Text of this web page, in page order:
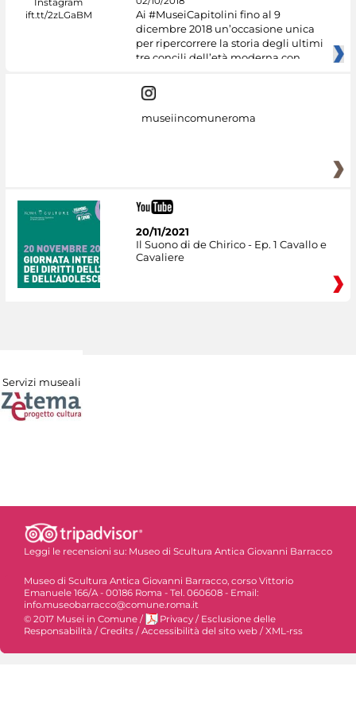
Ai #MuseiCapitolini fino al 9
dicembre 2018 un’occasione unica
per ripercorrere la storia degli ultimi
tre concili dell’età moderna con
museiincomuneroma
20/11/2021
Il Suono di de Chirico - Ep. 1 Cavallo e
Cavaliere
Servizi museali
Leggi le recensioni su: Museo di Scultura Antica Giovanni Barracco
Museo di Scultura Antica Giovanni Barracco, corso Vittorio
Emanuele 166/A - 00186 Roma - Tel. 060608 - Email:
info.museobarracco@comune.roma.it
© 2017 Musei in Comune / Privacy / Esclusione delle
Responsabilità / Credits / Accessibilità del sito web / XML-rss